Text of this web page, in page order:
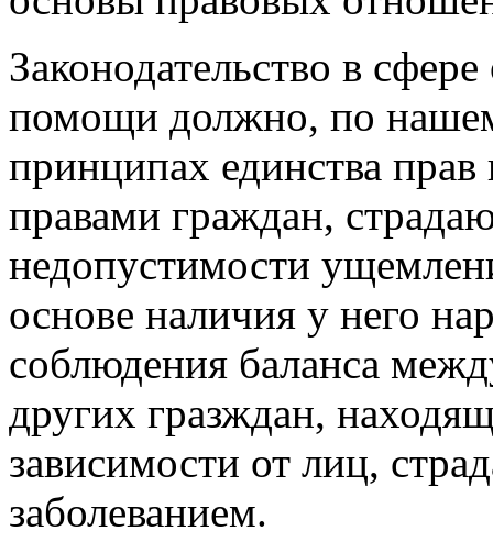
Законодательство в
помощи должно, по
принципах единства
правами граждан,
недопустимости
основе наличия у него
соблюдения баланса
других гразждан,
зависимости от лиц,
заболеванием.